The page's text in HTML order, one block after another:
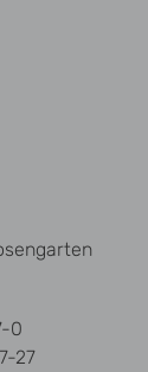
0
27